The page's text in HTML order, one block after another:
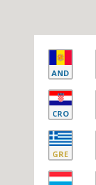
AND
CRO
GRE